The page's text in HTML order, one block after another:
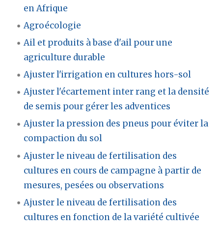
en Afrique
Agroécologie
Ail et produits à base d'ail pour une
agriculture durable
Ajuster l'irrigation en cultures hors-sol
Ajuster l'écartement inter rang et la densité
de semis pour gérer les adventices
Ajuster la pression des pneus pour éviter la
compaction du sol
Ajuster le niveau de fertilisation des
cultures en cours de campagne à partir de
mesures, pesées ou observations
Ajuster le niveau de fertilisation des
cultures en fonction de la variété cultivée